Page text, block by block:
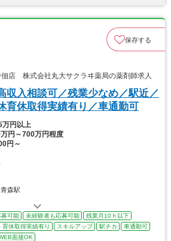
保存する
店 株式会社丸大サクラヰ薬局の薬剤師求人
収入相談可／残業少なめ／駅近／
育休取得実績有り／車通勤可
万円以上
万円～700万円程度
円～
森駅
募可能 未経験者も応募可能
残業月10ｈ以下
育休取得実績有り スキルアップ 駅チカ
車通勤可
面接OK